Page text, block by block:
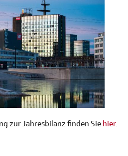
zur Jahresbilanz finden Sie hier.